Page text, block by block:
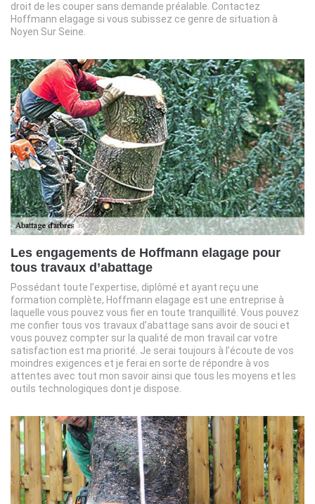
droit de les couper sans demande préalable. Contactez
Hoffmann elagage si vous subissez ce genre de situation à
Noyen Sur Seine.
Les engagements de Hoffmann elagage pour
tous travaux d’abattage
Possédant toute l’expertise, diplômé et ayant reçu une
formation complète, Hoffmann elagage est une entreprise à
laquelle vous pouvez vous fier en toute tranquillité. Vous pouvez
me confier tous vos travaux d’abattage sans avoir de souci et
vous pouvez compter sur la qualité de mon travail car votre
satisfaction est ma priorité. Je serai toujours à l’écoute de vos
moindres exigences et je ferai en sorte de répondre à vos
attentes avec tout mon savoir ainsi que tous les moyens et les
outils technologiques dont je dispose.